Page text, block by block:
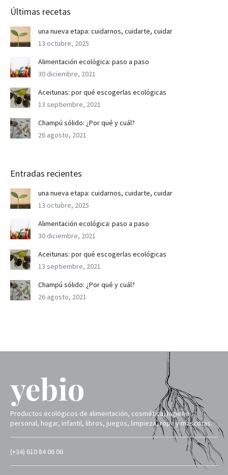
Últimas recetas
una nueva etapa: cuidarnos, cuidarte, cuidar
13 octubre, 2025
Alimentación ecológica: paso a paso
30 diciembre, 2021
Aceitunas: por qué escogerlas ecológicas
13 septiembre, 2021
Champú sólido: ¿Por qué y cuál?
26 agosto, 2021
Entradas recientes
una nueva etapa: cuidarnos, cuidarte, cuidar
13 octubre, 2025
Alimentación ecológica: paso a paso
30 diciembre, 2021
Aceitunas: por qué escogerlas ecológicas
13 septiembre, 2021
Champú sólido: ¿Por qué y cuál?
26 agosto, 2021
Productos ecológicos de alimentación, cosmética, higiene
personal, hogar, infantil, libros, juegos, limpieza, ropa y mascotas.
(+34) 610 84 06 06